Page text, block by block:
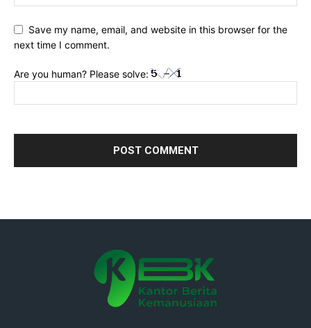
Save my name, email, and website in this browser for the
next time I comment.
Are you human? Please solve: